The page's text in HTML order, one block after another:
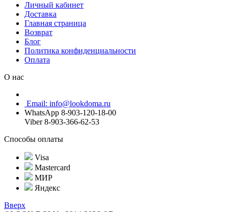
Личный кабинет
Доставка
Главная страница
Возврат
Блог
Политика конфиденциальности
Оплата
О нас
Email: info@lookdoma.ru
WhatsApp 8-903-120-18-00
Viber 8-903-366-62-53
Способы оплаты
Visa
Mastercard
МИР
Яндекс
Вверх